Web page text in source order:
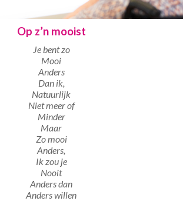
Op z’n mooist
Je bent zo
Mooi
Anders
Dan ik,
Natuurlijk
Niet meer of
Minder
Maar
Zo mooi
Anders,
Ik zou je
Nooit
Anders dan
Anders willen